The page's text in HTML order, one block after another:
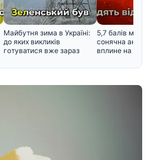
Майбутня зима в Україні:
до яких викликів
готуватися вже зараз
5,7 балів
сонячна
вплине на